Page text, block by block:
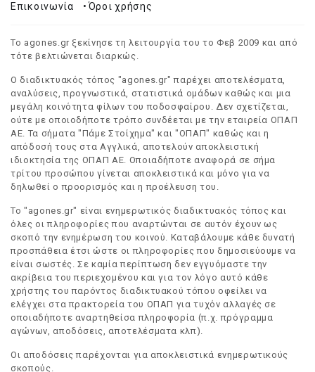
Επικοινωνία •Όροι χρήσης
Το agones.gr ξεκίνησε τη λειτουργία του το Φεβ 2009 και από
τότε βελτιώνεται διαρκώς.
Ο διαδικτυακός τόπος "agones.gr" παρέχει αποτελέσματα,
αναλύσεις, προγνωστικά, στατιστικά ομάδων καθώς και μια
μεγάλη κοινότητα φίλων του ποδοσφαίρου. Δεν σχετίζεται,
ούτε με οποιοδήποτε τρόπο συνδέεται με την εταιρεία ΟΠΑΠ
ΑΕ. Τα σήματα "Πάμε Στοίχημα" και "ΟΠΑΠ" καθώς και η
απόδοσή τους στα Αγγλικά, αποτελούν αποκλειστική
ιδιοκτησία της ΟΠΑΠ ΑΕ. Οποιαδήποτε αναφορά σε σήμα
τρίτου προσώπου γίνεται αποκλειστικά και μόνο για να
δηλωθεί ο προορισμός και η προέλευση του.
Το "agones.gr" είναι ενημερωτικός διαδικτυακός τόπος και
όλες οι πληροφορίες που αναρτώνται σε αυτόν έχουν ως
σκοπό την ενημέρωση του κοινού. Καταβάλουμε κάθε δυνατή
προσπάθεια έτσι ώστε οι πληροφορίες που δημοσιεύουμε να
είναι σωστές. Σε καμία περίπτωση δεν εγγυόμαστε την
ακρίβεια του περιεχομένου και για τον λόγο αυτό κάθε
χρήστης του παρόντος διαδικτυακού τόπου οφείλει να
ελέγχει στα πρακτορεία του ΟΠΑΠ για τυχόν αλλαγές σε
οποιαδήποτε αναρτηθείσα πληροφορία (π.χ. πρόγραμμα
αγώνων, αποδόσεις, αποτελέσματα κλπ).
Οι αποδόσεις παρέχονται για αποκλειστικά ενημερωτικούς
σκοπούς.